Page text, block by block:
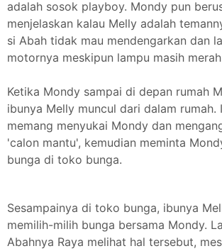
adalah sosok playboy. Mondy pun
menjelaskan kalau Melly adalah
si Abah tidak mau mendengarkan dan
motornya meskipun lampu masih
Ketika Mondy sampai di depan rumah
ibunya Melly muncul dari dalam rumah.
memang menyukai Mondy dan
'calon mantu', kemudian meminta
bunga di toko bunga.
Sesampainya di toko bunga, ibunya
memilih-milih bunga bersama Mondy.
Abahnya Raya melihat hal tersebut,